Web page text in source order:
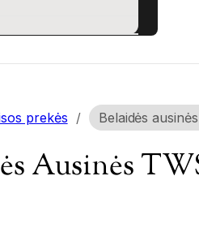
prekės / Belaidės
Ausinės